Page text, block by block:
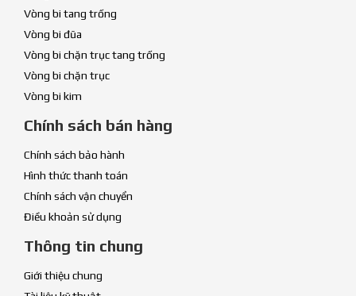
Vòng bi tang trống
Vòng bi đũa
Vòng bi chặn trục tang trống
Vòng bi chặn trục
Vòng bi kim
Chính sách bán hàng
Chính sách bảo hành
Hình thức thanh toán
Chính sách vận chuyển
Điều khoản sử dụng
Thông tin chung
Giới thiệu chung